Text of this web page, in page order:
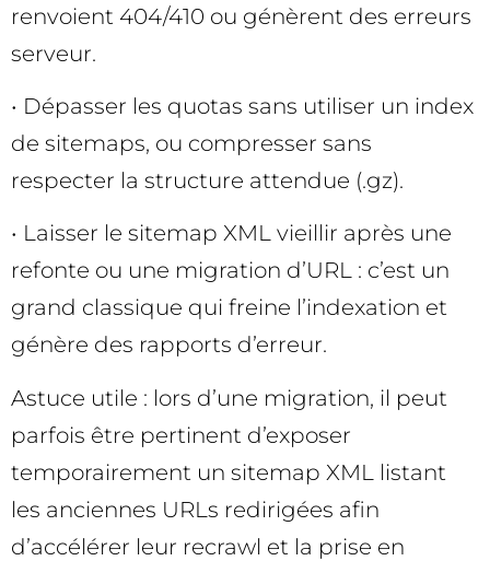
renvoient 404/410 ou génèrent des erreurs
serveur.
• Dépasser les quotas sans utiliser un index
de sitemaps, ou compresser sans
respecter la structure attendue (.gz).
• Laisser le sitemap XML vieillir après une
refonte ou une migration d’URL : c’est un
grand classique qui freine l’indexation et
génère des rapports d’erreur.
Astuce utile : lors d’une migration, il peut
parfois être pertinent d’exposer
temporairement un sitemap XML listant
les anciennes URLs redirigées afin
d’accélérer leur recrawl et la prise en